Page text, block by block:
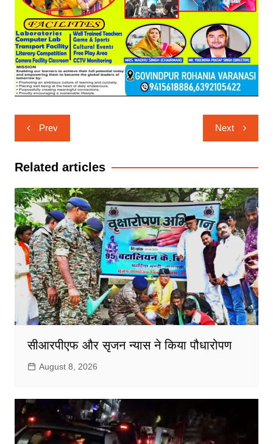
Post
navigation
Prev Next
Related articles
सीआरपीएफ और सृजन न्यास ने किया पौधारोपण
August 8, 2026